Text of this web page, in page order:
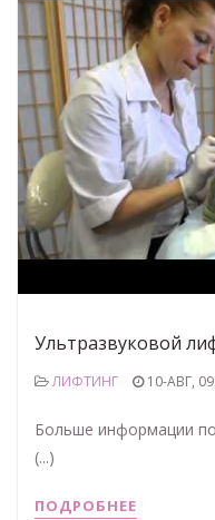
Ультразвуковой
ЛИФТИНГ 10-АВГ,
Больше информации
(...)
ПОДРОБНЕЕ